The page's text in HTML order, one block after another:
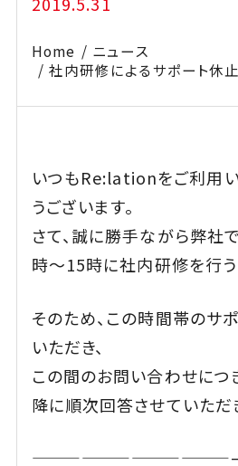
Home
ニュース
社内研修によるサポート休
いつもRe:lationをご利用い
うございます。
さて、誠に勝手ながら弊
時～15時に社内研修を行う
そのため、この時間帯のサ
いただき、
この間のお問い合わせにつ
降に順次回答させていただ
————————————–